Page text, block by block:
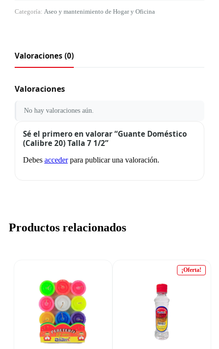
Categoría: Aseo y mantenimiento de Hogar y Oficina
Valoraciones (0)
Valoraciones
No hay valoraciones aún.
Sé el primero en valorar “Guante Doméstico
(Calibre 20) Talla 7 1/2”
Debes accederpara publicar una valoración.
Productos relacionados
¡Oferta!